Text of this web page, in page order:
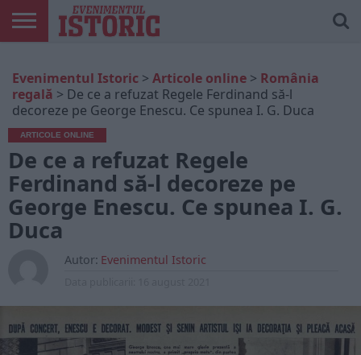
ONLINE
EDIȚII
TIPĂRITE
ISTORIC
PLAY
CONTUL
MEU
Evenimentul Istoric > Articole online > România
regală > De ce a refuzat Regele Ferdinand să-l
decoreze pe George Enescu. Ce spunea I. G. Duca
ARTICOLE ONLINE
De ce a refuzat Regele
Ferdinand să-l decoreze pe
George Enescu. Ce spunea I. G.
Duca
Autor: Evenimentul Istoric